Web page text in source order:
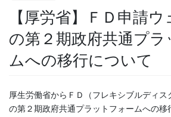
【厚労省】ＦＤ申請
の第２期政府共通プラ
ムへの移行について
厚生労働省からＦＤ（フレキシブルディス
の第２期政府共通プラットフォームへの移